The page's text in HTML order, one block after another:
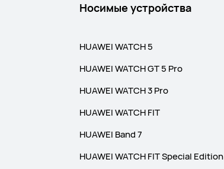
Носимые устройства
HUAWEI WATCH 5
HUAWEI WATCH GT 5 Pro
HUAWEI WATCH 3 Pro
HUAWEI WATCH FIT
HUAWEI Band 7
HUAWEI WATCH FIT Special Edition